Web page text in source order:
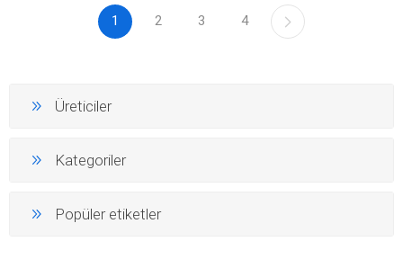
1 2 3 4
Üreticiler
Kategoriler
Popüler etiketler